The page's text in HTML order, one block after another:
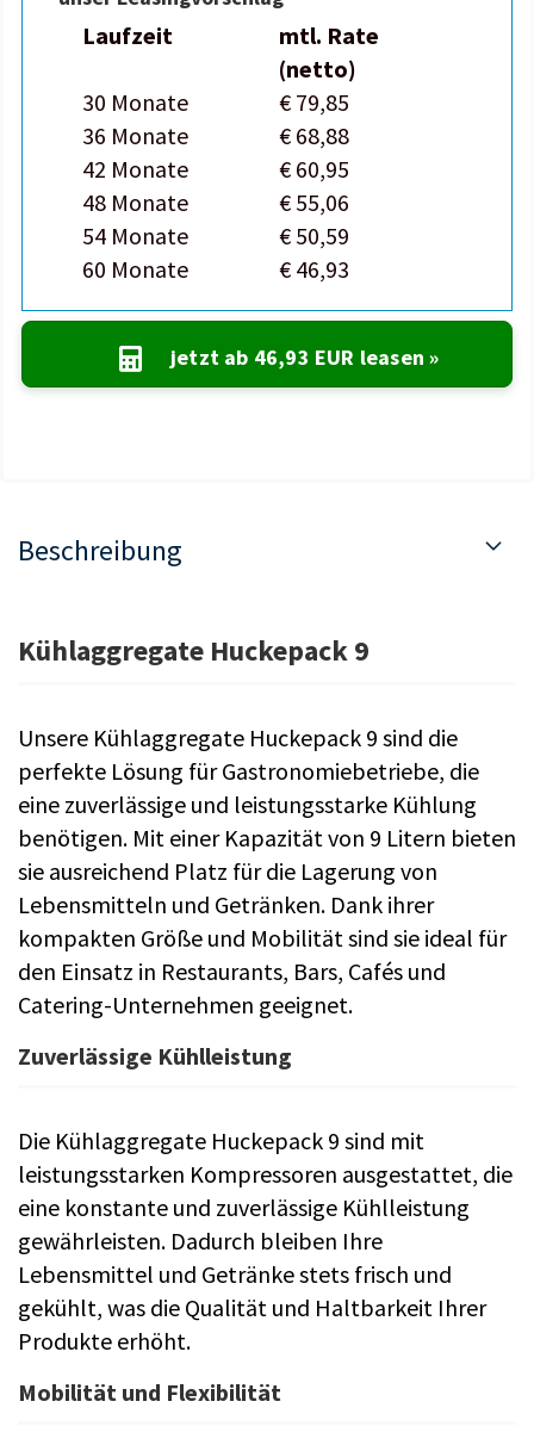
Laufzeit
mtl. Rate
(netto)
30 Monate
€ 79,85
36 Monate
€ 68,88
42 Monate
€ 60,95
48 Monate
€ 55,06
54 Monate
€ 50,59
60 Monate
€ 46,93
jetzt ab 46,93 EUR leasen »
Beschreibung
Kühlaggregate Huckepack 9
Unsere Kühlaggregate Huckepack 9 sind die
perfekte Lösung für Gastronomiebetriebe, die
eine zuverlässige und leistungsstarke Kühlung
benötigen. Mit einer Kapazität von 9 Litern bieten
sie ausreichend Platz für die Lagerung von
Lebensmitteln und Getränken. Dank ihrer
kompakten Größe und Mobilität sind sie ideal für
den Einsatz in Restaurants, Bars, Cafés und
Catering-Unternehmen geeignet.
Zuverlässige Kühlleistung
Die Kühlaggregate Huckepack 9 sind mit
leistungsstarken Kompressoren ausgestattet, die
eine konstante und zuverlässige Kühlleistung
gewährleisten. Dadurch bleiben Ihre
Lebensmittel und Getränke stets frisch und
gekühlt, was die Qualität und Haltbarkeit Ihrer
Produkte erhöht.
Mobilität und Flexibilität